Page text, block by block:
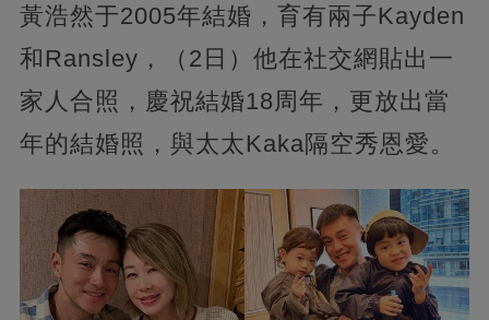
黃浩然于2005年結婚，育有兩子Kayden
和Ransley，（2日）他在社交網貼出一
家人合照，慶祝結婚18周年，更放出當
年的結婚照，與太太Kaka隔空秀恩愛。